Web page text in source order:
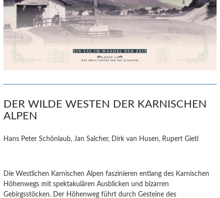
DER WILDE WESTEN DER KARNISCHEN
ALPEN
Hans Peter Schönlaub, Jan Salcher, Dirk van Husen, Rupert Gietl
Die Westlichen Karnischen Alpen faszinieren entlang des Karnischen
Höhenwegs mit spektakulären Ausblicken und bizarren
Gebirgsstöcken. Der Höhenweg führt durch Gesteine des